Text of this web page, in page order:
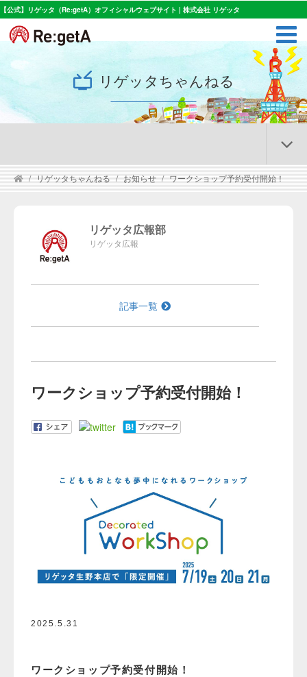
【公式】リゲッタ（Re:getA）オフィシャルウェブサイト | 株式会社 リゲッタ
リゲッタちゃんねる
リゲッタちゃんねる お知らせ ワークショップ予約受付開始！
リゲッタ広報部
リゲッタ広報
記事一覧
ワークショップ予約受付開始！
2025.5.31
ワークショップ予約受付開始！